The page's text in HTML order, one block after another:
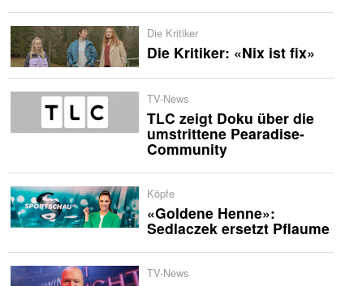
Die Kritiker
Die Kritiker: «Nix ist fix»
TV-News
TLC zeigt Doku über die
umstrittene Pearadise-
Community
Köpfe
«Goldene Henne»:
Sedlaczek ersetzt Pflaume
TV-News